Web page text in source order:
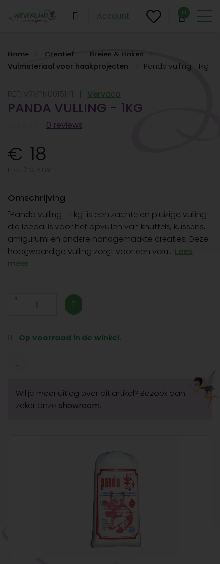
Account 0
Home Creatief
Breien & Haken
Vulmateriaal voor haakprojecten
Panda vulling - 1kg
Vervaco
PANDA VULLING - 1KG
0 reviews
18
Omschrijving
"Panda vulling - 1 kg" is een zachte en pluizige vulling
die ideaal is voor het opvullen van knuffels, kussens,
amigurumi en andere handgemaakte creaties. Deze
hoogwaardige vulling zorgt voor een volu... Lees
meer
Op voorraad in de winkel.
Wil je meer uitleg over dit artikel? Bezoek dan
zeker onze showroom.